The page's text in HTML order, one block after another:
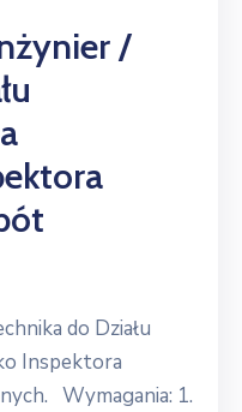
/
do Działu
Inspektora
Wymagania: 1.